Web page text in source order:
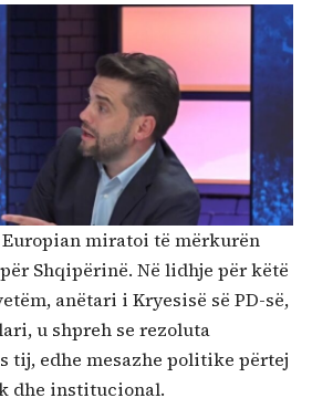
miratoi të mërkurën
Shqipërinë. Në lidhje për këtë
anëtari i Kryesisë së PD-së,
u shpreh se rezoluta
tij, edhe mesazhe politike përtej
dhe institucional.